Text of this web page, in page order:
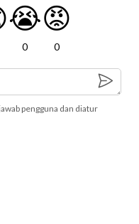
😭
0
😡
0
pengguna dan diatur